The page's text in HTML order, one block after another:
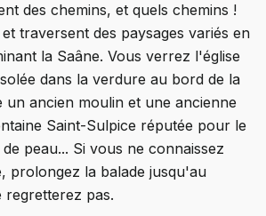
des chemins, et quels chemins !
traversent des paysages variés en
la Saâne. Vous verrez l'église
dans la verdure au bord de la
un ancien moulin et une ancienne
Saint-Sulpice réputée pour le
peau... Si vous ne connaissez
prolongez la balade jusqu'au
pas.